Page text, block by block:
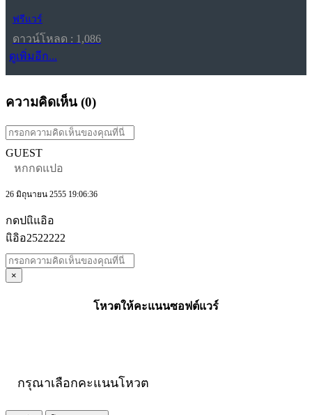
ฟรีแวร์
ดาวน์โหลด : 1,086
ดูเพิ่มอีก...
ความคิดเห็น (0)
GUEST
หกกดแปอ
26 มิถุนายน 2555 19:06:36
กดปแิแอิอ
แิอิอ2522222
×
โหวตให้คะแนนซอฟต์แวร์
กรุณาเลือกคะแนนโหวต